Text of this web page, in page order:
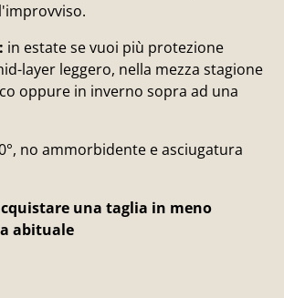
in estate se vuoi più protezione
layer leggero, nella mezza stagione
oppure in inverno sopra ad una
no ammorbidente e asciugatura
una taglia in meno
abituale